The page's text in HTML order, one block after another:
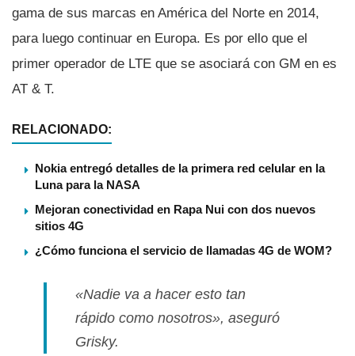
gama de sus marcas en América del Norte en 2014,
para luego continuar en Europa. Es por ello que el
primer operador de LTE que se asociará con GM en es
AT & T.
RELACIONADO:
Nokia entregó detalles de la primera red celular en la
Luna para la NASA
Mejoran conectividad en Rapa Nui con dos nuevos
sitios 4G
¿Cómo funciona el servicio de llamadas 4G de WOM?
«Nadie va a hacer esto tan
rápido como nosotros», aseguró
Grisky.